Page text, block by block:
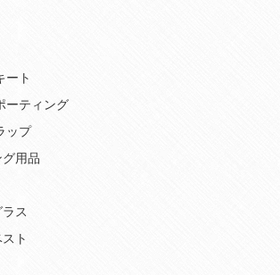
ート
ーティング
ップ
用品
ス
ト